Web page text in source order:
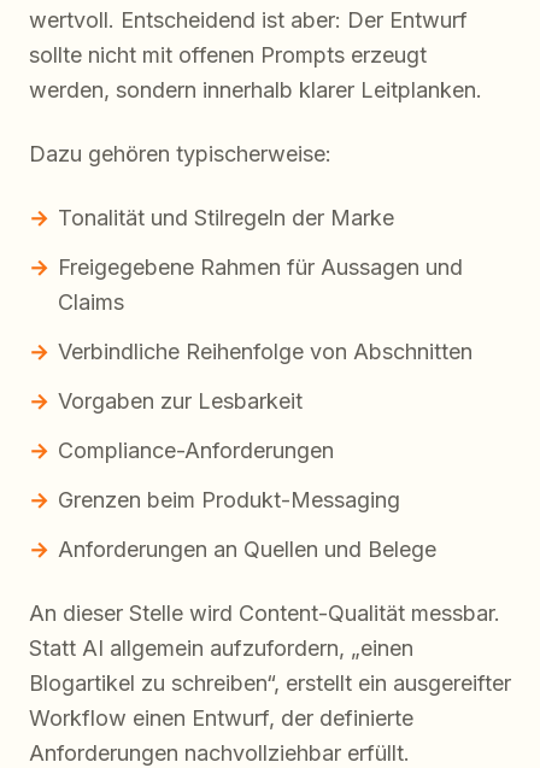
wertvoll. Entscheidend ist aber: Der Entwurf
sollte nicht mit offenen Prompts erzeugt
werden, sondern innerhalb klarer Leitplanken.
Dazu gehören typischerweise:
Tonalität und Stilregeln der Marke
Freigegebene Rahmen für Aussagen und
Claims
Verbindliche Reihenfolge von Abschnitten
Vorgaben zur Lesbarkeit
Compliance-Anforderungen
Grenzen beim Produkt-Messaging
Anforderungen an Quellen und Belege
An dieser Stelle wird Content-Qualität messbar.
Statt AI allgemein aufzufordern, „einen
Blogartikel zu schreiben“, erstellt ein ausgereifter
Workflow einen Entwurf, der definierte
Anforderungen nachvollziehbar erfüllt.